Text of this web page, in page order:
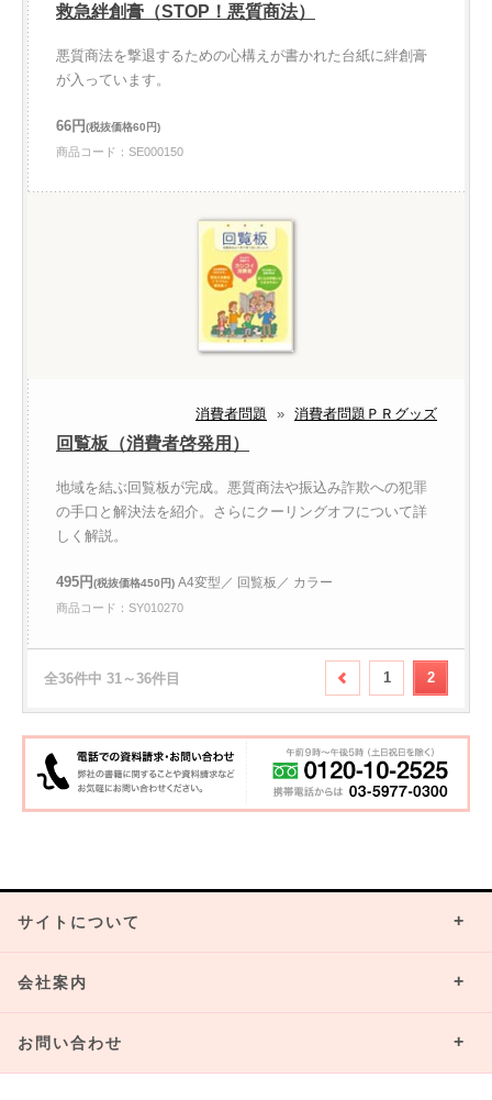
救急絆創膏（STOP！悪質商法）
悪質商法を撃退するための心構えが書かれた台紙に絆創膏
が入っています。
66円(税抜価格60円)
商品コード：SE000150
消費者問題 » 消費者問題ＰＲグッズ
回覧板（消費者啓発用）
地域を結ぶ回覧板が完成。悪質商法や振込み詐欺への犯罪
の手口と解決法を紹介。さらにクーリングオフについて詳
しく解説。
495円(税抜価格450円) A4変型／ 回覧板／ カラー
商品コード：SY010270
全36件中 31～36件目 1 2
サイトについて
会社案内
お問い合わせ